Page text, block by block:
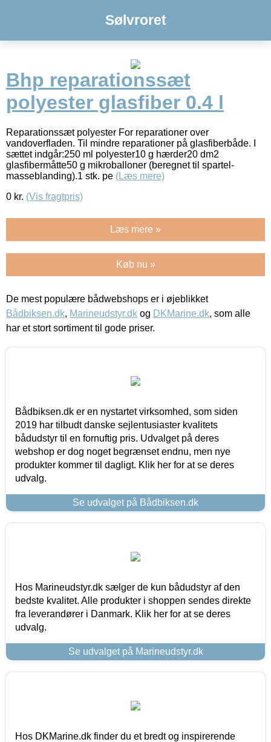
Sølvroret
Bhp reparationssæt
polyester glasfiber 0.4 l
Reparationssæt polyester For reparationer over
vandoverfladen. Til mindre reparationer på glasfiberbåde. I
sættet indgår:250 ml polyester10 g hærder20 dm2
glasfibermåtte50 g mikroballoner (beregnet til spartel-
masseblanding).1 stk. pe (Læs mere)
0 kr. (Vis fragtpris)
Læs mere »
Køb nu »
De mest populære bådwebshops er i øjeblikket
Bådbiksen.dk, Marineudstyr.dk og DKMarine.dk, som alle
har et stort sortiment til gode priser.
Bådbiksen.dk er en nystartet virksomhed, som siden
2019 har tilbudt danske sejlentusiaster kvalitets
bådudstyr til en fornuftig pris. Udvalget på deres
webshop er dog noget begrænset endnu, men nye
produkter kommer til dagligt. Klik her for at se deres
udvalg.
Se udvalget på Bådbiksen.dk
Hos Marineudstyr.dk sælger de kun bådudstyr af den
bedste kvalitet. Alle produkter i shoppen sendes direkte
fra leverandører i Danmark. Klik her for at se deres
udvalg.
Se udvalget på Marineudstyr.dk
Hos DKMarine.dk finder du et bredt og inspirerende